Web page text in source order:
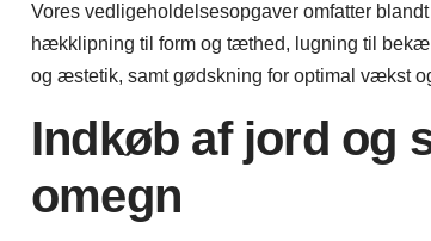
Vores vedligeholdelsesopgaver omfatter
hækklipning til form og tæthed, lugning til
og æstetik, samt gødskning for optimal vækst
Indkøb af jord og
omegn